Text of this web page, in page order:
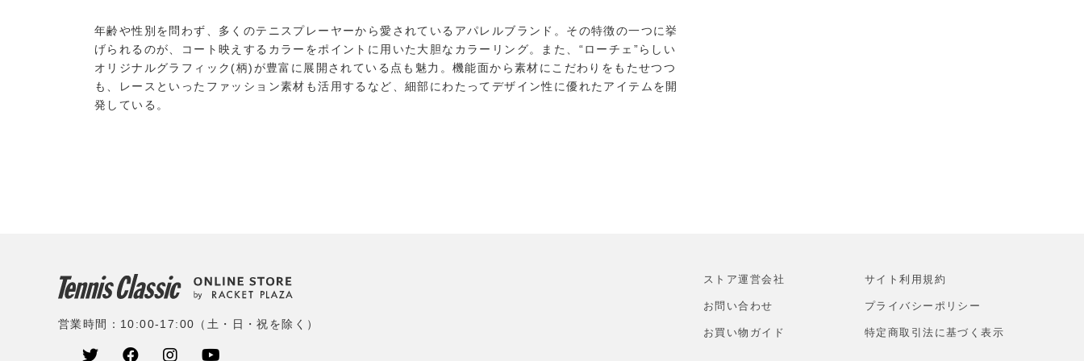
年齢や性別を問わず、多くのテニスプレーヤーから愛されているアパレルブランド。その特徴の一つに挙
げられるのが、コート映えするカラーをポイントに用いた大胆なカラーリング。また、“ローチェ”らしい
オリジナルグラフィック(柄)が豊富に展開されている点も魅力。機能面から素材にこだわりをもたせつつ
も、レースといったファッション素材も活用するなど、細部にわたってデザイン性に優れたアイテムを開
発している。
営業時間：10:00-17:00（土・日・祝を除く）
ストア運営会社 サイト利⽤規約
お問い合わせ プライバシーポリシー
お買い物ガイド 特定商取引法に基づく表示